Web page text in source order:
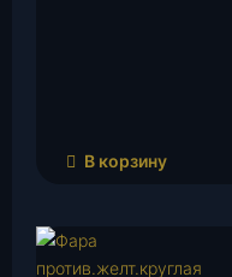
В корзину